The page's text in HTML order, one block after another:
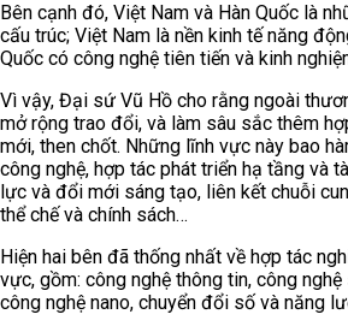
Bên cạnh đó, Việt Nam và Hàn Quốc là
cấu trúc; Việt Nam là nền kinh tế năng
Quốc có công nghệ tiên tiến và kinh
Vì vậy, Đại sứ Vũ Hồ cho rằng ngoài
mở rộng trao đổi, và làm sâu sắc thêm
mới, then chốt. Những lĩnh vực này bao
công nghệ, hợp tác phát triển hạ tầng và
lực và đổi mới sáng tạo, liên kết chuỗi
thể chế và chính sách…
Hiện hai bên đã thống nhất về hợp tác
vực, gồm: công nghệ thông tin, công
công nghệ nano, chuyển đổi số và năng